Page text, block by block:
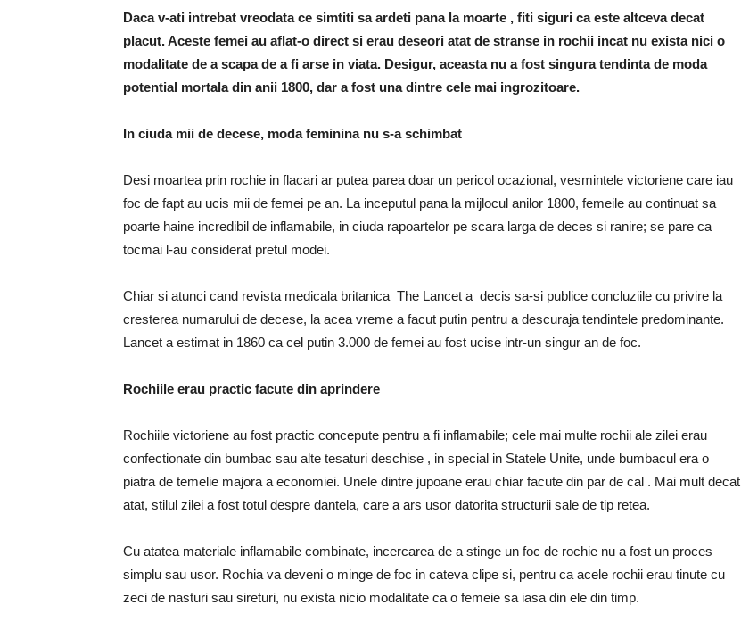
Daca v-ati intrebat vreodata ce simtiti sa ardeti pana la moarte , fiti siguri ca este altceva decat
placut. Aceste femei au aflat-o direct si erau deseori atat de stranse in rochii incat nu exista nici o
modalitate de a scapa de a fi arse in viata. Desigur, aceasta nu a fost singura tendinta de moda
potential mortala din anii 1800, dar a fost una dintre cele mai ingrozitoare.
In ciuda mii de decese, moda feminina nu s-a schimbat
Desi moartea prin rochie in flacari ar putea parea doar un pericol ocazional, vesmintele victoriene care iau
foc de fapt au ucis mii de femei pe an. La inceputul pana la mijlocul anilor 1800, femeile au continuat sa
poarte haine incredibil de inflamabile, in ciuda rapoartelor pe scara larga de deces si ranire; se pare ca
tocmai l-au considerat pretul modei.
Chiar si atunci cand revista medicala britanica The Lancet a decis sa-si publice concluziile cu privire la
cresterea numarului de decese, la acea vreme a facut putin pentru a descuraja tendintele predominante.
Lancet a estimat in 1860 ca cel putin 3.000 de femei au fost ucise intr-un singur an de foc.
Rochiile erau practic facute din aprindere
Rochiile victoriene au fost practic concepute pentru a fi inflamabile; cele mai multe rochii ale zilei erau
confectionate din bumbac sau alte tesaturi deschise , in special in Statele Unite, unde bumbacul era o
piatra de temelie majora a economiei. Unele dintre jupoane erau chiar facute din par de cal . Mai mult decat
atat, stilul zilei a fost totul despre dantela, care a ars usor datorita structurii sale de tip retea.
Cu atatea materiale inflamabile combinate, incercarea de a stinge un foc de rochie nu a fost un proces
simplu sau usor. Rochia va deveni o minge de foc in cateva clipe si, pentru ca acele rochii erau tinute cu
zeci de nasturi sau sireturi, nu exista nicio modalitate ca o femeie sa iasa din ele din timp.